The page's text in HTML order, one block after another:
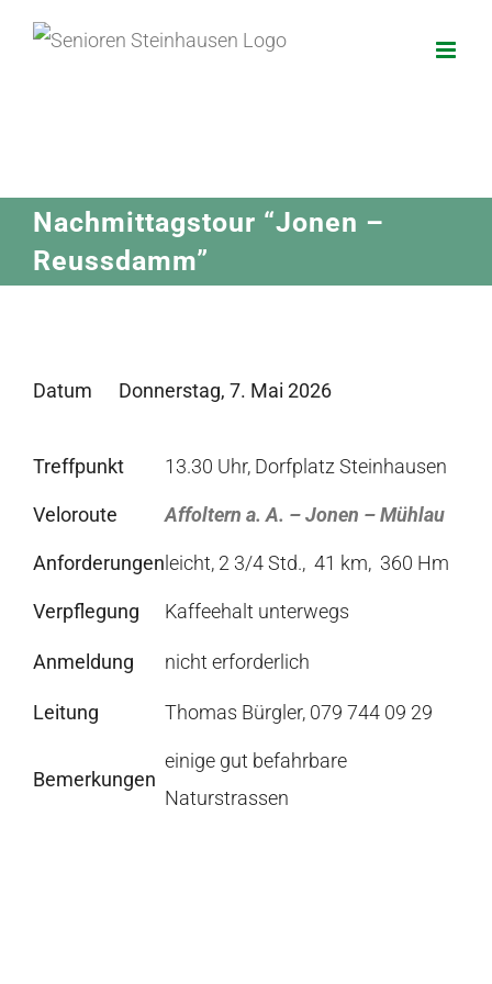
Zum
Nachmittagstour “Jonen –
Reussdamm”
Datum Donnerstag, 7. Mai 2026
Treffpunkt 13.30 Uhr, Dorfplatz Steinhausen
Veloroute Affoltern a. A. – Jonen – Mühlau
Anforderungen leicht, 2 3/4 Std., 41 km, 360 Hm
Verpflegung Kaffeehalt unterwegs
Anmeldung nicht erforderlich
Leitung Thomas Bürgler, 079 744 09 29
Bemerkungen
einige gut befahrbare
Naturstrassen